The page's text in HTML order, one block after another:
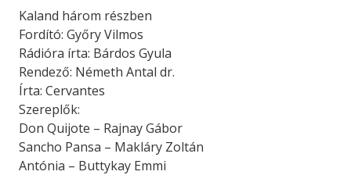
Kaland három részben
Fordító: Győry Vilmos
Rádióra írta: Bárdos Gyula
Rendező: Németh Antal dr.
Írta: Cervantes
Szereplők:
Don Quijote – Rajnay Gábor
Sancho Pansa – Makláry Zoltán
Antónia – Buttykay Emmi